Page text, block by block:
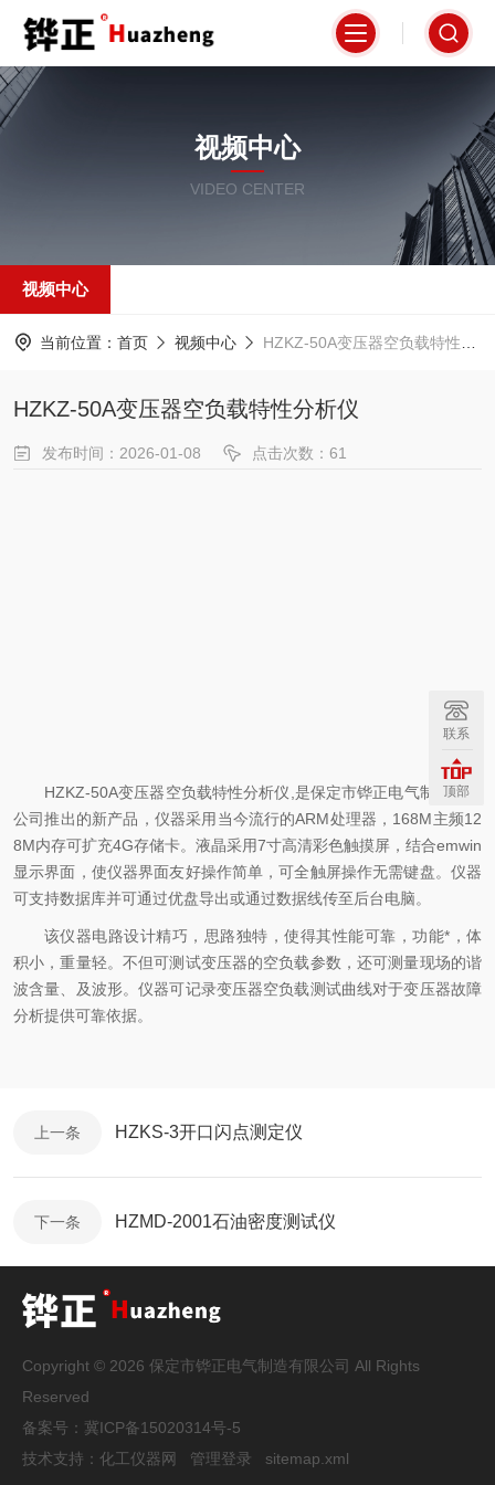
视频中心
VIDEO CENTER
视频中心
当前位置： 首页 视频中心 HZKZ-50A变压器空负载特性分析仪
HZKZ-50A变压器空负载特性分析仪
发布时间：2026-01-08 点击次数：61
HZKZ-50A变压器空负载特性分析仪,是保定市铧正电气制造有限
公司推出的新产品，仪器采用当今流行的ARM处理器，168M主频12
8M内存可扩充4G存储卡。液晶采用7寸高清彩色触摸屏，结合emwin
显示界面，使仪器界面友好操作简单，可全触屏操作无需键盘。仪器
可支持数据库并可通过优盘导出或通过数据线传至后台电脑。
该仪器电路设计精巧，思路独特，使得其性能可靠，功能*，体
积小，重量轻。不但可测试变压器的空负载参数，还可测量现场的谐
波含量、及波形。仪器可记录变压器空负载测试曲线对于变压器故障
分析提供可靠依据。
上一条 HZKS-3开口闪点测定仪
下一条 HZMD-2001石油密度测试仪
Copyright © 2026 保定市铧正电气制造有限公司 All Rights
Reserved
备案号： 冀ICP备15020314号-5
技术支持： 化工仪器网 管理登录 sitemap.xml
联系
顶部